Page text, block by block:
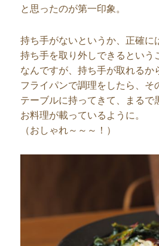
と思ったのが第一印象。
持ち手がないというか、正確に
持ち手を取り外しできるという
なんですが、持ち手が取れるか
フライパンで調理をしたら、そ
テーブルに持ってきて、まるで
お料理が載っているように。
（おしゃれ～～～！）